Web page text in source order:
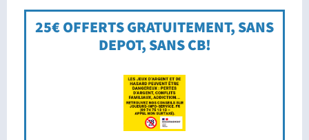
25€ OFFERTS GRATUITEMENT, SANS
DEPOT, SANS CB!